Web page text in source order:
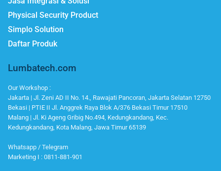
Physical Security Product
Simplo Solution
Daftar Produk
Lumbatech.com
Our Workshop :
Jakarta | Jl. Zeni AD II No. 14., Rawajati Pancoran, Jakarta Selatan 12750
Bekasi | PTIE II Jl. Anggrek Raya Blok A/376 Bekasi Timur 17510
Malang | Jl. Ki Ageng Gribig No.494, Kedungkandang, Kec.
Kedungkandang, Kota Malang, Jawa Timur 65139
Whatsapp / Telegram
Marketing I : 0811-881-901